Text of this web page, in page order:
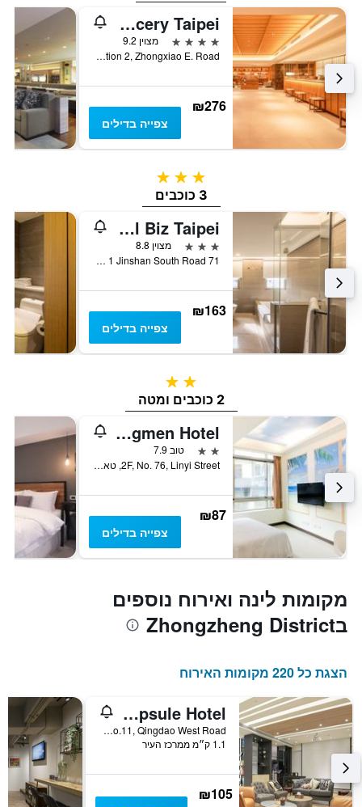
Hotel Gracery Taipei
4 כוכבים
מצוין 9.2
3F., No.89, Section 2, Zhongxiao E. Road, טאיפיי, טייוואן
₪276
צפייה בדילים
3 כוכבים
3 כוכבים
Royal Biz Taipei
3 כוכבים
מצוין 8.8
71 Sec 1 Jinshan South Road, טאיפיי, טייוואן
₪163
צפייה בדילים
2 כוכבים
2 כוכבים ומטה
Dongmen Hotel
2 כוכבים
טוב 7.9
2F, No. 76, Linyi Street, טאיפיי, טייוואן
₪87
צפייה בדילים
מקומות לינה ואירוח נוספים
בZhongzheng District
הצגת כל 220 מקומות האירוח
Taiwan Youth Hostel & Capsule Hotel
B1f., No.11, Qingdao West Road, טאיפיי, טייוואן
1.1 ק״מ ממרכז העיר
₪105